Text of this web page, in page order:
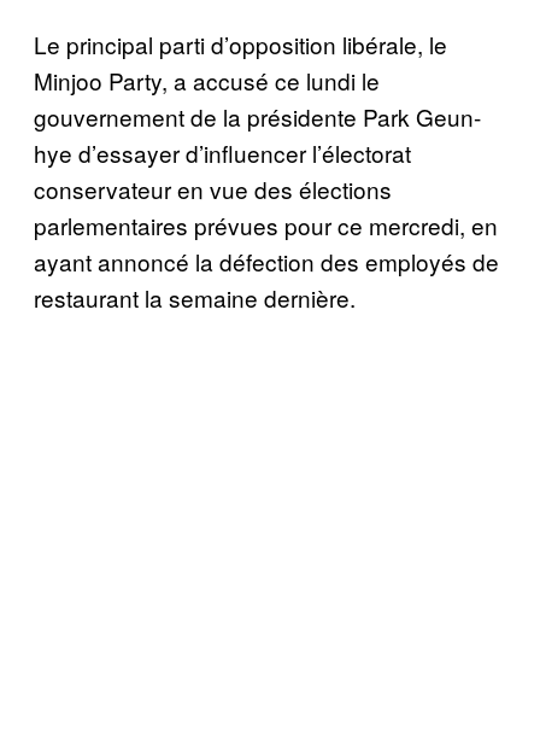
Le principal parti d’opposition libérale, le
Minjoo Party, a accusé ce lundi le
gouvernement de la présidente Park Geun-
hye d’essayer d’influencer l’électorat
conservateur en vue des élections
parlementaires prévues pour ce mercredi, en
ayant annoncé la défection des employés de
restaurant la semaine dernière.